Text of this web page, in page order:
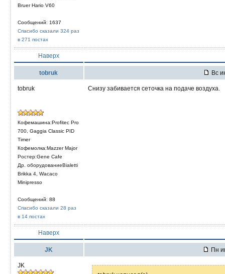
Bruer Hario V60
Сообщений: 1637
Спасибо сказали 324 раз
в 271 постах
Наверх
tobruk Вс
tobruk
Кофемашина:Profitec Pro
700, Gaggia Classic PID
Timer
Кофемолка:Mazzer Major
Ростер:Gene Cafe
Др. оборудованиеBialetti
Brikka 4, Wacaco
Minipresso
Сообщений: 88
Спасибо сказали 28 раз
в 14 постах
Снизу забивается сеточка на подаче воздуха.
Наверх
JK Пн
JK